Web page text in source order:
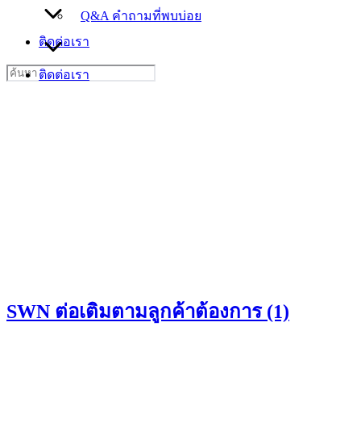
Q&A คำถามที่พบบ่อย
ติดต่อเรา
ติดต่อเรา
Search
for:
SWN ต่อเติมตามลูกค้าต้องการ (1)